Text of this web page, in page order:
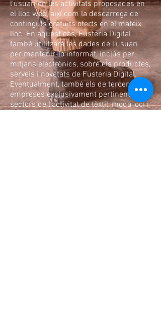
l’usuari en les activitats proposades en
el lloc web, així com la descarrega de
continguts gratuïts oferts en el mateix
lloc. En aquest cas, Fusteria Digital
també utilitzarà les dades de l’usuari
per mantenir-lo informat, inclús per
mitjans electrònics, sobre els productes,
serveis i novetats de Fusteria Digital.
Eventualment, també els de terceres
empreses exclusivament pertinents als
sectors de l’activitat de tèxtil, moda, oci i